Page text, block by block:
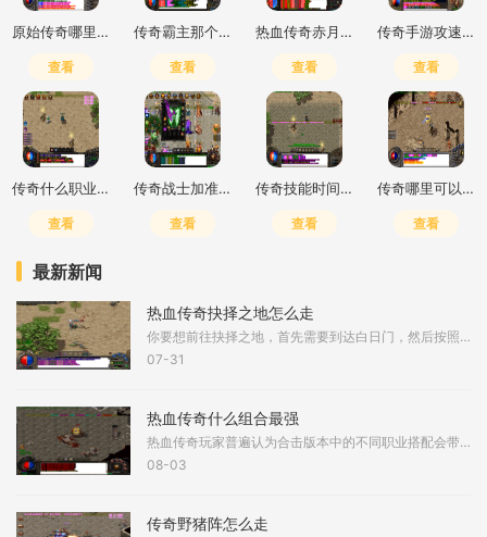
原始传奇哪里打钱快一点
查看
传奇霸主那个职业好玩
查看
热血传奇赤月峡谷二层去三层怎么走
查看
传奇手游攻速加倍什么意思
查看
传奇什么职业输出高一点的
查看
传奇战士加准确还是躲避
查看
传奇技能时间cd怎么调
查看
传奇哪里可以买药
查看
最新新闻
热血传奇抉择之地怎么走
你要想前往抉择之地，首先需要到达白日门，然后按照特定路线前进。到了白日门打开地图，找到赤月峡谷东入口，这是进入赤月峡谷区域的第一步。进入赤月峡谷东入口后，你会到达
07-31
热血传奇什么组合最强
热血传奇玩家普遍认为合击版本中的不同职业搭配会带来截然不同的游戏体验。在诸多组合中，道士与道士的道道组合以其爆发性合击技能而备受关注。该组合具备在短时间内输出巨额
08-03
传奇野猪阵怎么走